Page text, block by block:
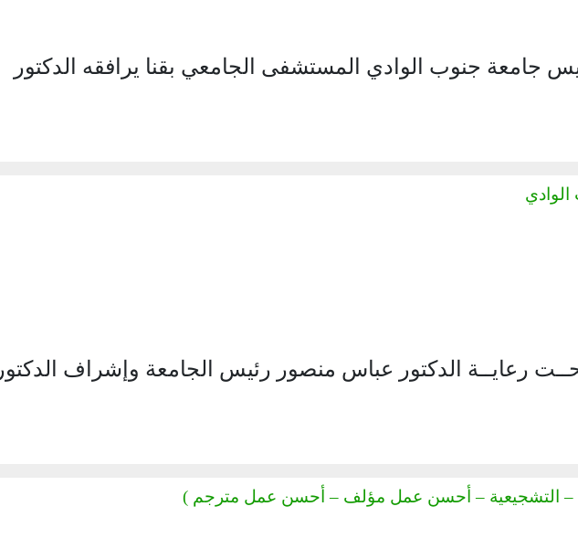
جامعة جنوب الوادي المستشفى الجامعي بقنا يرافقه الدكتور
رعايــة الدكتور عباس منصور رئيس الجامعة وإشراف الدكتور
– التشجيعية – أحسن عمل مؤلف – أحسن عمل مترجم )